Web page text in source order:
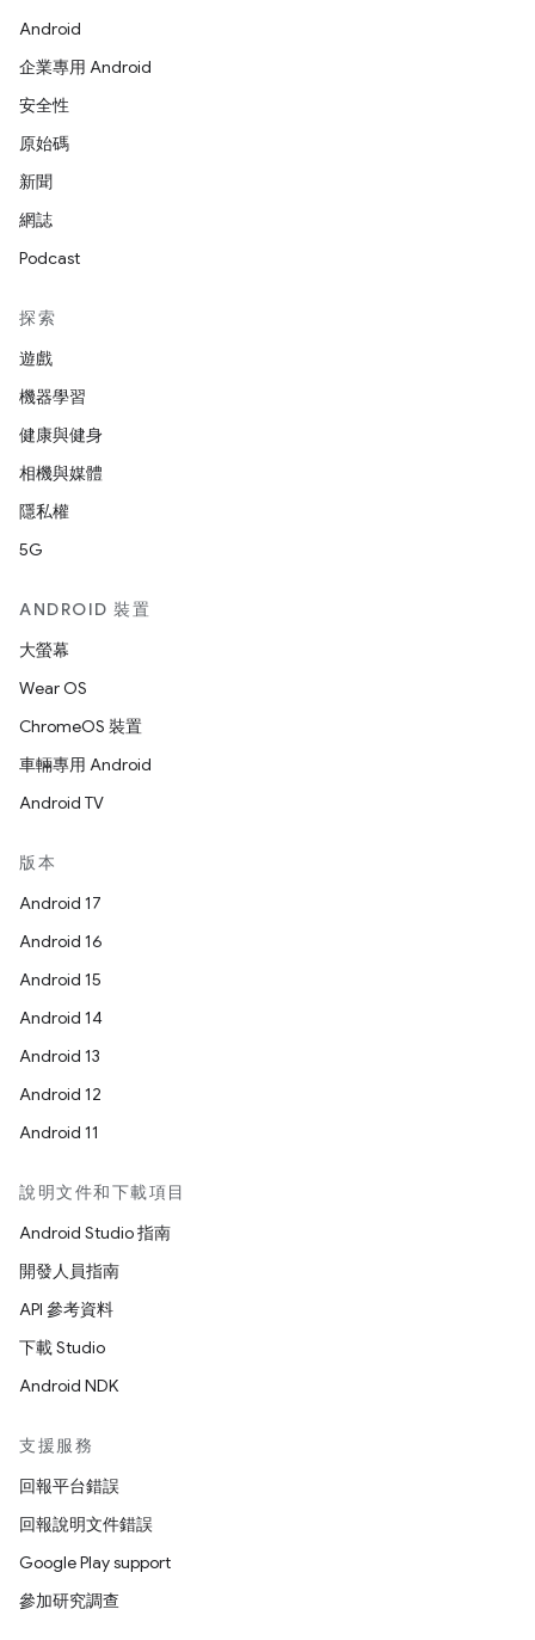
Android
企業專用 Android
安全性
原始碼
新聞
網誌
Podcast
探索
遊戲
機器學習
健康與健身
相機與媒體
隱私權
5G
ANDROID 裝置
大螢幕
Wear OS
ChromeOS 裝置
車輛專用 Android
Android TV
版本
Android 17
Android 16
Android 15
Android 14
Android 13
Android 12
Android 11
說明文件和下載項目
Android Studio 指南
開發人員指南
API 參考資料
下載 Studio
Android NDK
支援服務
回報平台錯誤
回報說明文件錯誤
Google Play support
參加研究調查